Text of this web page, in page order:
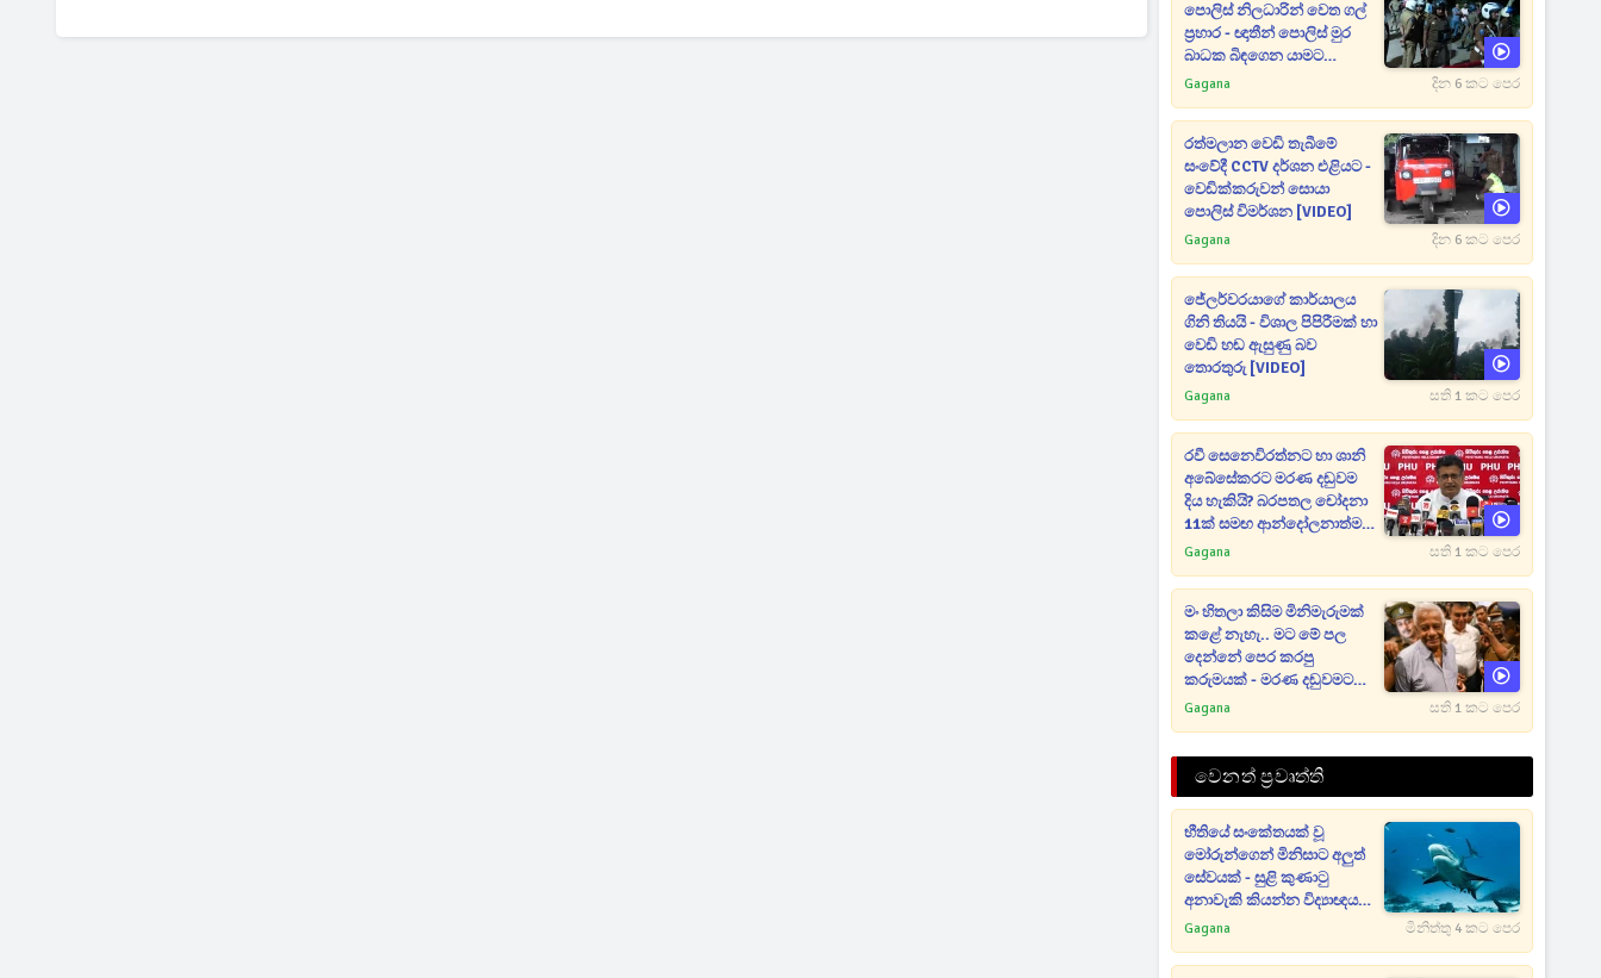
පොලිස් නිලධාරින් වෙත ගල්
ප්‍රහාර - ඥාතීන් පොලිස් මුර
බාධක බිඳගෙන යාමට
උත්සාහයක [VIDEO]
Gagana දින 6 කට පෙර
රත්මලාන වෙඩි තැබීමේ
සංවේදී CCTV දර්ශන එළියට -
වෙඩික්කරුවන් සොයා
පොලිස් විමර්ශන [VIDEO]
Gagana දින 6 කට පෙර
ජේලර්වරයාගේ කාර්යාලය
ගිනි තියයි - විශාල පිපිරීමක් හා
වෙඩි හඬ ඇසුණු බව
තොරතුරු [VIDEO]
Gagana සති 1 කට පෙර
රවී සෙනෙවිරත්නට හා ශානි
අබේසේකරට මරණ දඬුවම
දිය හැකියි? බරපතල චෝදනා
11ක් සමඟ ආන්දෝලනාත්මක
ප්‍රකාශයක් [VIDEO]
Gagana සති 1 කට පෙර
මං හිතලා කිසිම මිනිමැරුමක්
කළේ නැහැ.. මට මේ පල
දෙන්නේ පෙර කරපු
කරුමයක් - මරණ දඬුවමට
කළින් කට ඇරපු පූජිත් හඬා
Gagana සති 1 කට පෙර
වෙනත් ප්‍රවෘත්ති
භීතියේ සංකේතයක් වූ
මෝරුන්ගෙන් මිනිසාට අලුත්
සේවයක් - සුළි කුණාටු
අනාවැකි කියන්න විද්‍යාඥයන්
මෝරුන්ගෙන් උදව් ගනී
Gagana මිනිත්තු 4 කට පෙර